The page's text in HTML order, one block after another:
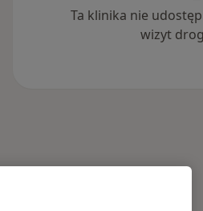
Ta klinika nie
wizyt